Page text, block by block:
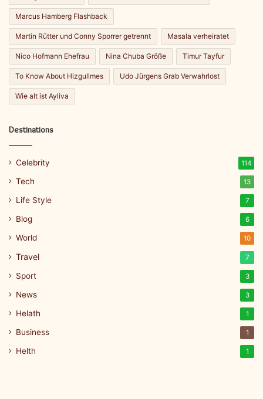
Marcus Hamberg Flashback
Martin Rütter und Conny Sporrer getrennt Masala verheiratet
Nico Hofmann Ehefrau Nina Chuba Größe Timur Tayfur
To Know About Hizgullmes Udo Jürgens Grab Verwahrlost
Wie alt ist Ayliva
Destinations
Celebrity 114
Tech 13
Life Style 7
Blog 6
World 10
Travel 7
Sport 3
News 3
Helath 1
Business 1
Helth 1